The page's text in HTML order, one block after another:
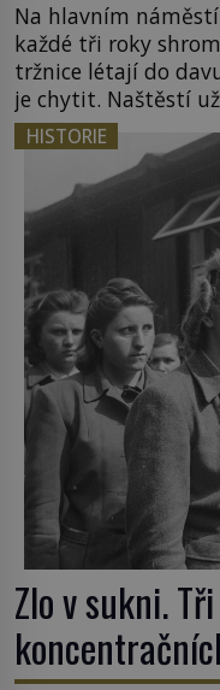
Na hlavním
každé tři roky
tržnice létají do
je chytit. Naštěstí
jenom o plyšové
Tato veselá
nejpodivnějších a
HISTORIE
Zlo v sukni.